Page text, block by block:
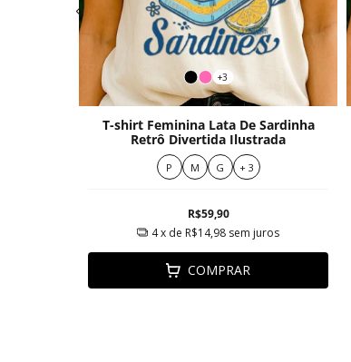
+3
T-shirt Feminina Lata De Sardinha
Retrô Divertida Ilustrada
P M G + 3
R$59,90
4x de R$14,98 sem juros
COMPRAR